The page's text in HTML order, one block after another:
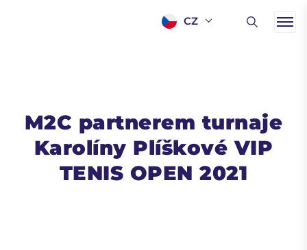
CZ
M2C partnerem turnaje
Karolíny Plíškové VIP
TENIS OPEN 2021